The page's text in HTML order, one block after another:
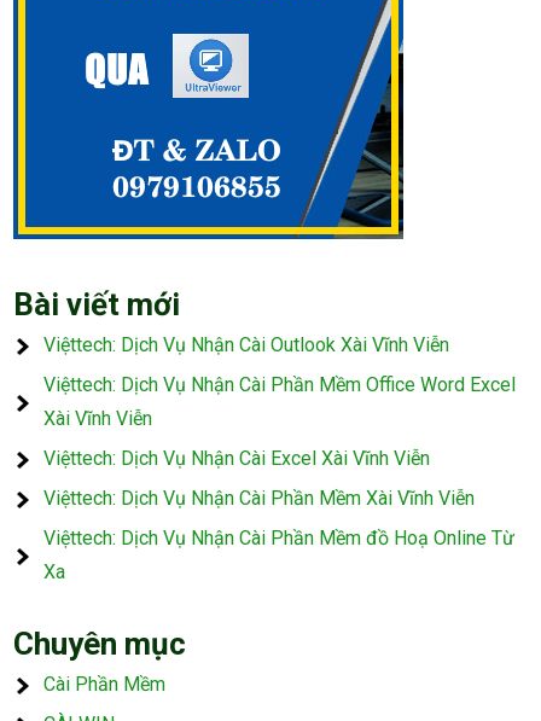
Bài viết mới
Việttech: Dịch Vụ Nhận Cài Outlook Xài Vĩnh Viễn
Việttech: Dịch Vụ Nhận Cài Phần Mềm Office Word Excel
Xài Vĩnh Viễn
Việttech: Dịch Vụ Nhận Cài Excel Xài Vĩnh Viễn
Việttech: Dịch Vụ Nhận Cài Phần Mềm Xài Vĩnh Viễn
Việttech: Dịch Vụ Nhận Cài Phần Mềm đồ Hoạ Online Từ
Xa
Chuyên mục
Cài Phần Mềm